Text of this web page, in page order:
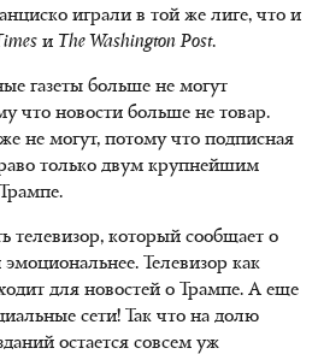
играли в той же лиге, что и
и The Washington Post.
газеты больше не могут
что новости больше не товар.
не могут, потому что подписная
только двум крупнейшим
телевизор, который сообщает о
Телевизор как
для новостей о Трампе. А еще
сети! Так что на долю
остается совсем уж